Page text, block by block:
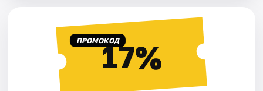
ПРОМОКОД17%